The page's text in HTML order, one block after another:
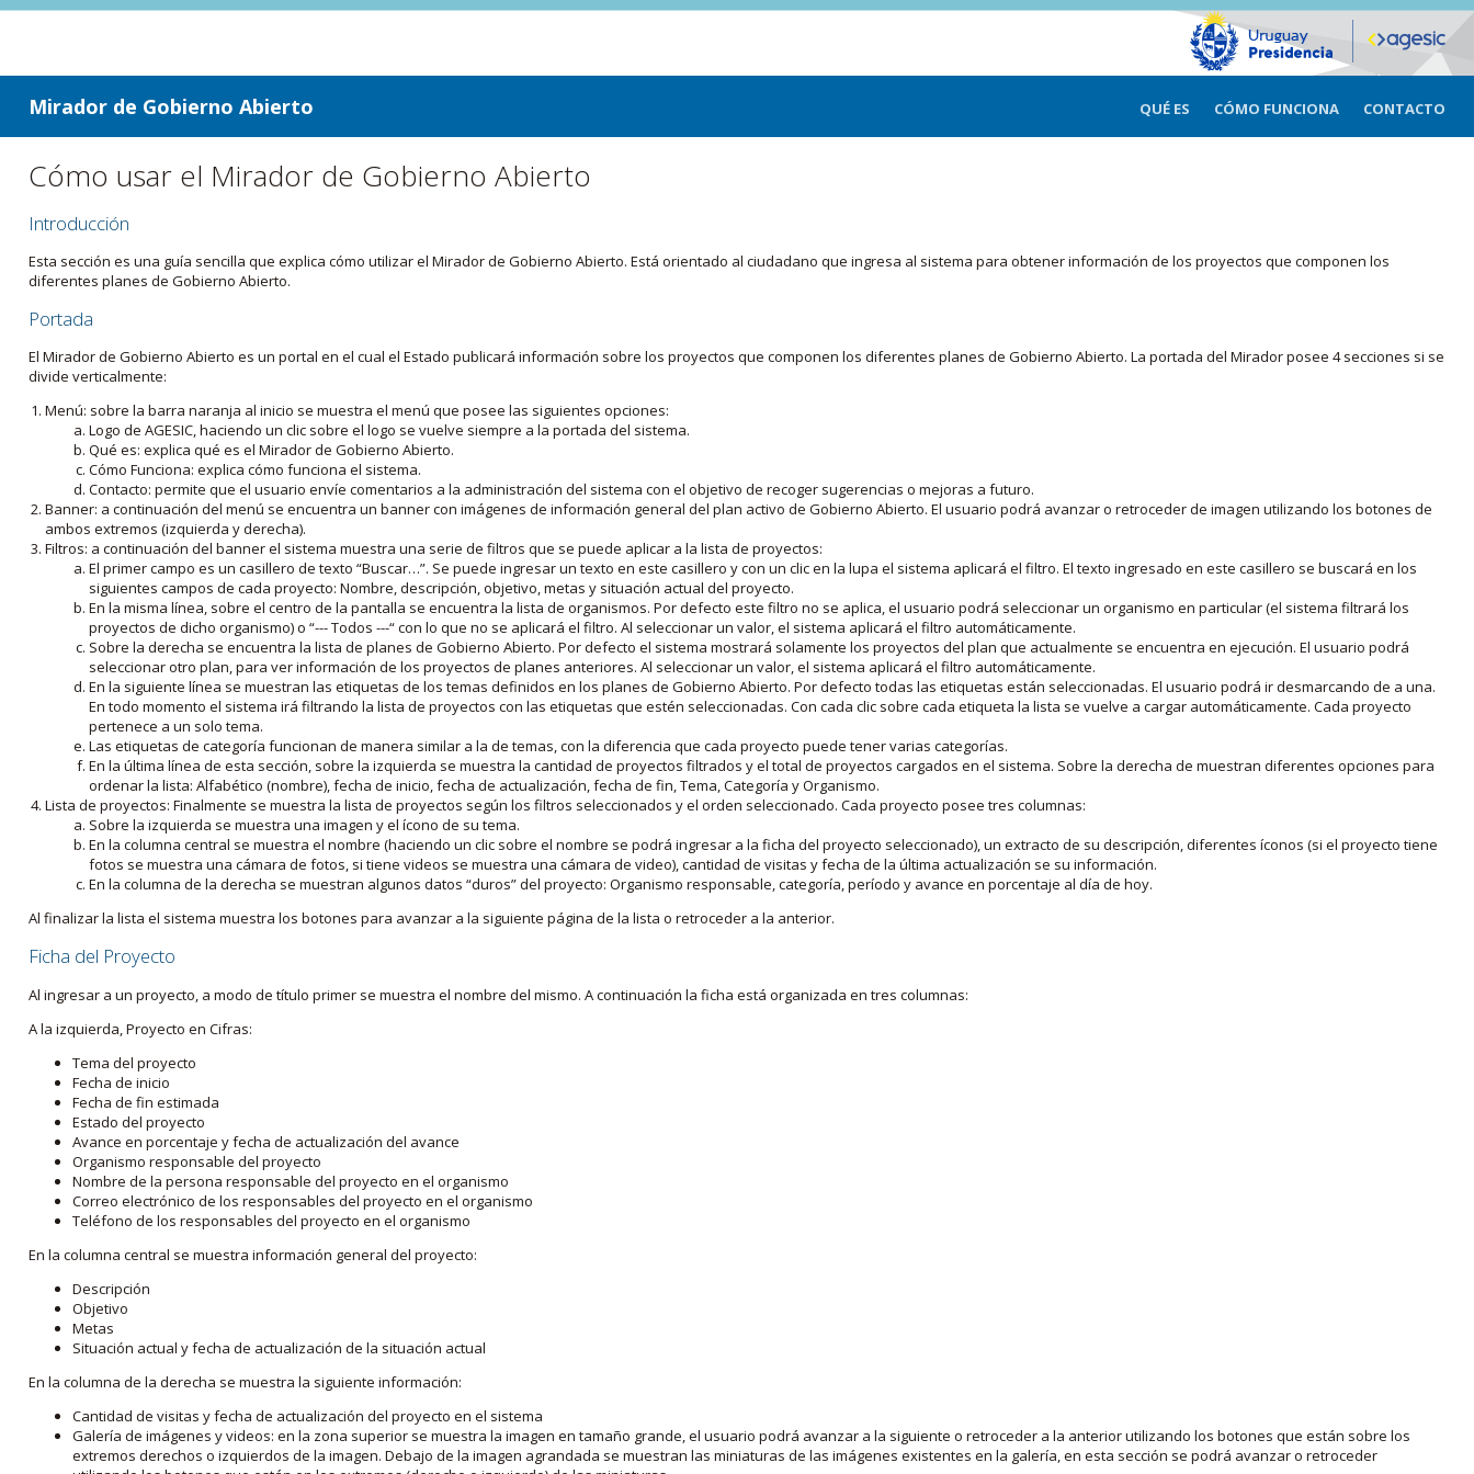
ir a contenido
ir al menú
Mirador de Gobierno Abierto QUÉ ES CÓMO FUNCIONA CONTACTO
Cómo usar el Mirador de Gobierno Abierto
Introducción
Esta sección es una guía sencilla que explica cómo utilizar el Mirador de Gobierno Abierto. Está orientado al ciudadano que ingresa al sistema para obtener información de los proyectos que componen los
diferentes planes de Gobierno Abierto.
Portada
El Mirador de Gobierno Abierto es un portal en el cual el Estado publicará información sobre los proyectos que componen los diferentes planes de Gobierno Abierto. La portada del Mirador posee 4 secciones si se
divide verticalmente:
Menú: sobre la barra naranja al inicio se muestra el menú que posee las siguientes opciones:
Logo de AGESIC, haciendo un clic sobre el logo se vuelve siempre a la portada del sistema.
Qué es: explica qué es el Mirador de Gobierno Abierto.
Cómo Funciona: explica cómo funciona el sistema.
Contacto: permite que el usuario envíe comentarios a la administración del sistema con el objetivo de recoger sugerencias o mejoras a futuro.
Banner: a continuación del menú se encuentra un banner con imágenes de información general del plan activo de Gobierno Abierto. El usuario podrá avanzar o retroceder de imagen utilizando los botones de
ambos extremos (izquierda y derecha).
Filtros: a continuación del banner el sistema muestra una serie de filtros que se puede aplicar a la lista de proyectos:
El primer campo es un casillero de texto “Buscar…”. Se puede ingresar un texto en este casillero y con un clic en la lupa el sistema aplicará el filtro. El texto ingresado en este casillero se buscará en los
siguientes campos de cada proyecto: Nombre, descripción, objetivo, metas y situación actual del proyecto.
En la misma línea, sobre el centro de la pantalla se encuentra la lista de organismos. Por defecto este filtro no se aplica, el usuario podrá seleccionar un organismo en particular (el sistema filtrará los
proyectos de dicho organismo) o “--- Todos ---“ con lo que no se aplicará el filtro. Al seleccionar un valor, el sistema aplicará el filtro automáticamente.
Sobre la derecha se encuentra la lista de planes de Gobierno Abierto. Por defecto el sistema mostrará solamente los proyectos del plan que actualmente se encuentra en ejecución. El usuario podrá
seleccionar otro plan, para ver información de los proyectos de planes anteriores. Al seleccionar un valor, el sistema aplicará el filtro automáticamente.
En la siguiente línea se muestran las etiquetas de los temas definidos en los planes de Gobierno Abierto. Por defecto todas las etiquetas están seleccionadas. El usuario podrá ir desmarcando de a una.
En todo momento el sistema irá filtrando la lista de proyectos con las etiquetas que estén seleccionadas. Con cada clic sobre cada etiqueta la lista se vuelve a cargar automáticamente. Cada proyecto
pertenece a un solo tema.
Las etiquetas de categoría funcionan de manera similar a la de temas, con la diferencia que cada proyecto puede tener varias categorías.
En la última línea de esta sección, sobre la izquierda se muestra la cantidad de proyectos filtrados y el total de proyectos cargados en el sistema. Sobre la derecha de muestran diferentes opciones para
ordenar la lista: Alfabético (nombre), fecha de inicio, fecha de actualización, fecha de fin, Tema, Categoría y Organismo.
Lista de proyectos: Finalmente se muestra la lista de proyectos según los filtros seleccionados y el orden seleccionado. Cada proyecto posee tres columnas:
Sobre la izquierda se muestra una imagen y el ícono de su tema.
En la columna central se muestra el nombre (haciendo un clic sobre el nombre se podrá ingresar a la ficha del proyecto seleccionado), un extracto de su descripción, diferentes íconos (si el proyecto tiene
fotos se muestra una cámara de fotos, si tiene videos se muestra una cámara de video), cantidad de visitas y fecha de la última actualización se su información.
En la columna de la derecha se muestran algunos datos “duros” del proyecto: Organismo responsable, categoría, período y avance en porcentaje al día de hoy.
Al finalizar la lista el sistema muestra los botones para avanzar a la siguiente página de la lista o retroceder a la anterior.
Ficha del Proyecto
Al ingresar a un proyecto, a modo de título primer se muestra el nombre del mismo. A continuación la ficha está organizada en tres columnas:
A la izquierda, Proyecto en Cifras:
Tema del proyecto
Fecha de inicio
Fecha de fin estimada
Estado del proyecto
Avance en porcentaje y fecha de actualización del avance
Organismo responsable del proyecto
Nombre de la persona responsable del proyecto en el organismo
Correo electrónico de los responsables del proyecto en el organismo
Teléfono de los responsables del proyecto en el organismo
En la columna central se muestra información general del proyecto:
Descripción
Objetivo
Metas
Situación actual y fecha de actualización de la situación actual
En la columna de la derecha se muestra la siguiente información:
Cantidad de visitas y fecha de actualización del proyecto en el sistema
Galería de imágenes y videos: en la zona superior se muestra la imagen en tamaño grande, el usuario podrá avanzar a la siguiente o retroceder a la anterior utilizando los botones que están sobre los
extremos derechos o izquierdos de la imagen. Debajo de la imagen agrandada se muestran las miniaturas de las imágenes existentes en la galería, en esta sección se podrá avanzar o retroceder